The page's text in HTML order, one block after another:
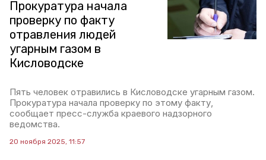
Прокуратура начала
проверку по факту
отравления людей
угарным газом в
Кисловодске
Пять человек отравились в Кисловодске угарным газом.
Прокуратура начала проверку по этому факту,
сообщает пресс-служба краевого надзорного
ведомства.
20 ноября 2025, 11:57